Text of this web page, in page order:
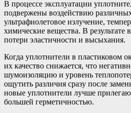
В процессе эксплуатации
подвержены воздействию
ультрафиолетовое излучение,
химические вещества. В
потери эластичности и высыхания.
Когда уплотнители в пластиковом
их качество снижается, что
шумоизоляцию и уровень
ощутить различия сразу после
новые уплотнители лучше
большей герметичностью.